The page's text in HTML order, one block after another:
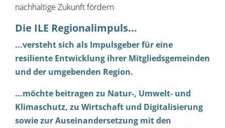
nachhaltige Zukunft fördern
Die ILE Regionalimpuls...
...versteht sich als Impulsgeber für eine
resiliente Entwicklung ihrer Mitgliedsgemeinden
und der umgebenden Region.
...möchte beitragen zu Natur-, Umwelt- und
Klimaschutz, zu Wirtschaft und Digitalisierung
sowie zur Auseinandersetzung mit den